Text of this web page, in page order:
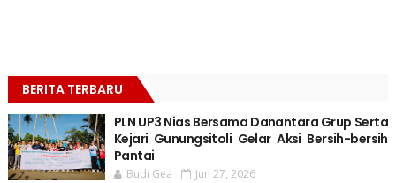
BERITA TERBARU
PLN UP3 Nias Bersama Danantara Grup Serta
Kejari Gunungsitoli Gelar Aksi Bersih-bersih
Pantai
Budi Gea Jun 27, 2026